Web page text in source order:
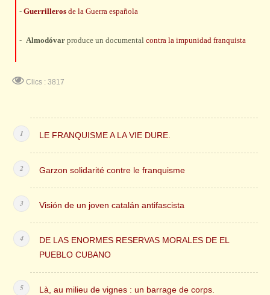
- Guerrilleros de la Guerra española
- Almodóvar produce un documental contra la impunidad franquista
Clics : 3817
LE FRANQUISME A LA VIE DURE.
Garzon solidarité contre le franquisme
Visión de un joven catalán antifascista
DE LAS ENORMES RESERVAS MORALES DE EL
PUEBLO CUBANO
Là, au milieu de vignes : un barrage de corps.